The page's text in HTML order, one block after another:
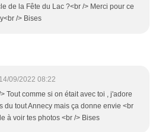
de la Fête du Lac ?<br /> Merci pour ce
/> Bises
14/09/2022 08:22
Tout comme si on était avec toi , j'adore
du tout Annecy mais ça donne envie <br
à voir tes photos <br /> Bises